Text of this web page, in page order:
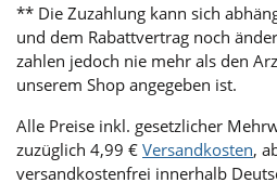
** Die Zuzahlung kann sich
und dem Rabattvertrag noch
zahlen jedoch nie mehr als den
unserem Shop angegeben ist.
Alle Preise inkl. gesetzlicher
zuzüglich 4,99 € Versandkosten,
versandkostenfrei innerhalb